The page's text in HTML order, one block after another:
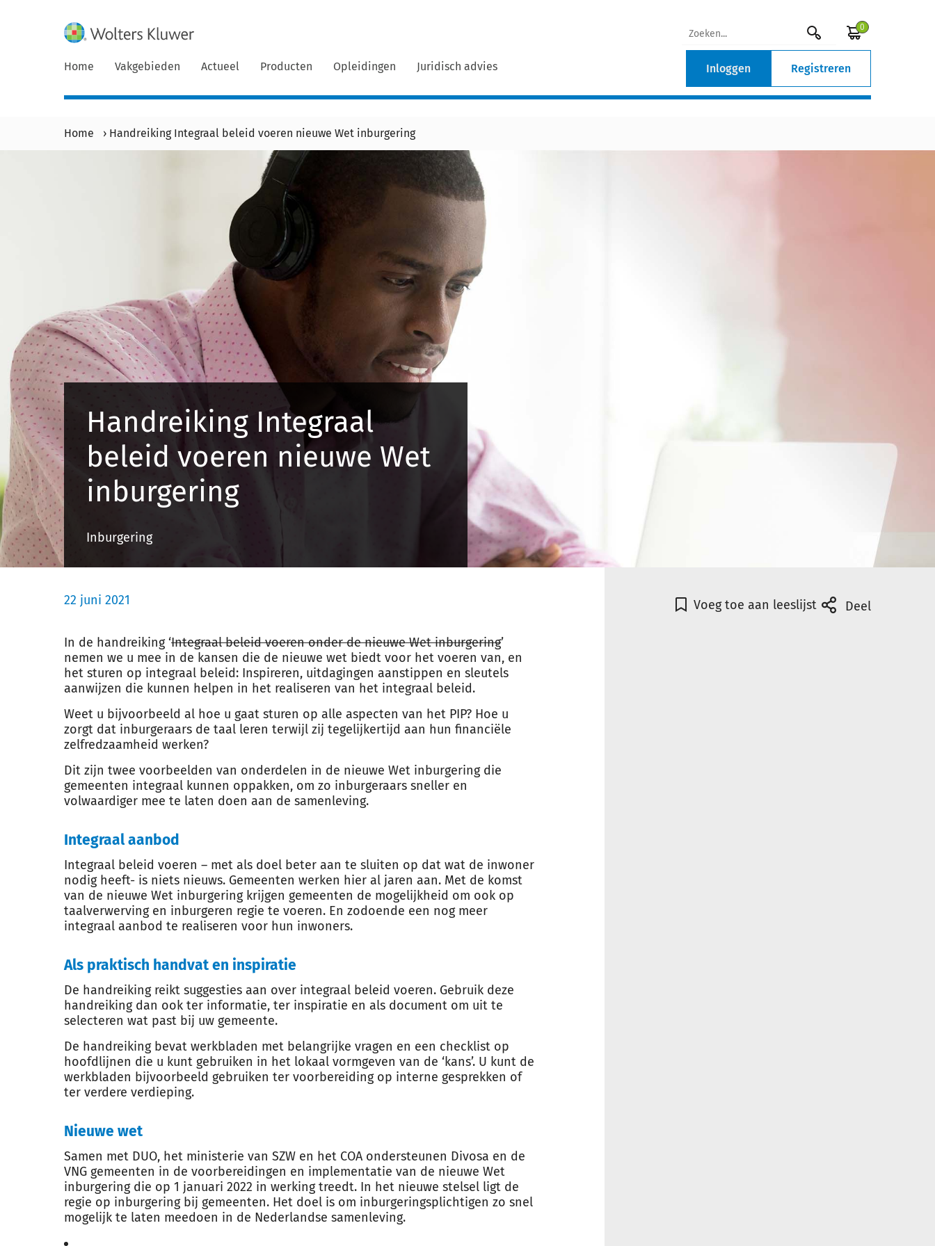
0
Home Vakgebieden Actueel Producten Opleidingen Juridisch advies Inloggen Registreren
Home › Handreiking Integraal beleid voeren nieuwe Wet inburgering
Handreiking Integraal
beleid voeren nieuwe Wet
inburgering
Inburgering
22 juni 2021
In de handreiking ‘Integraal beleid voeren onder de nieuwe Wet inburgering’
nemen we u mee in de kansen die de nieuwe wet biedt voor het voeren van, en
het sturen op integraal beleid: Inspireren, uitdagingen aanstippen en sleutels
aanwijzen die kunnen helpen in het realiseren van het integraal beleid.
Weet u bijvoorbeeld al hoe u gaat sturen op alle aspecten van het PIP? Hoe u
zorgt dat inburgeraars de taal leren terwijl zij tegelijkertijd aan hun financiële
zelfredzaamheid werken?
Dit zijn twee voorbeelden van onderdelen in de nieuwe Wet inburgering die
gemeenten integraal kunnen oppakken, om zo inburgeraars sneller en
volwaardiger mee te laten doen aan de samenleving.
Integraal aanbod
Integraal beleid voeren – met als doel beter aan te sluiten op dat wat de inwoner
nodig heeft- is niets nieuws. Gemeenten werken hier al jaren aan. Met de komst
van de nieuwe Wet inburgering krijgen gemeenten de mogelijkheid om ook op
taalverwerving en inburgeren regie te voeren. En zodoende een nog meer
integraal aanbod te realiseren voor hun inwoners.
Als praktisch handvat en inspiratie
De handreiking reikt suggesties aan over integraal beleid voeren. Gebruik deze
handreiking dan ook ter informatie, ter inspiratie en als document om uit te
selecteren wat past bij uw gemeente.
De handreiking bevat werkbladen met belangrijke vragen en een checklist op
hoofdlijnen die u kunt gebruiken in het lokaal vormgeven van de ‘kans’. U kunt de
werkbladen bijvoorbeeld gebruiken ter voorbereiding op interne gesprekken of
ter verdere verdieping.
Nieuwe wet
Samen met DUO, het ministerie van SZW en het COA ondersteunen Divosa en de
VNG gemeenten in de voorbereidingen en implementatie van de nieuwe Wet
inburgering die op 1 januari 2022 in werking treedt. In het nieuwe stelsel ligt de
regie op inburgering bij gemeenten. Het doel is om inburgeringsplichtigen zo snel
mogelijk te laten meedoen in de Nederlandse samenleving.
Voeg toe aan leeslijst Deel